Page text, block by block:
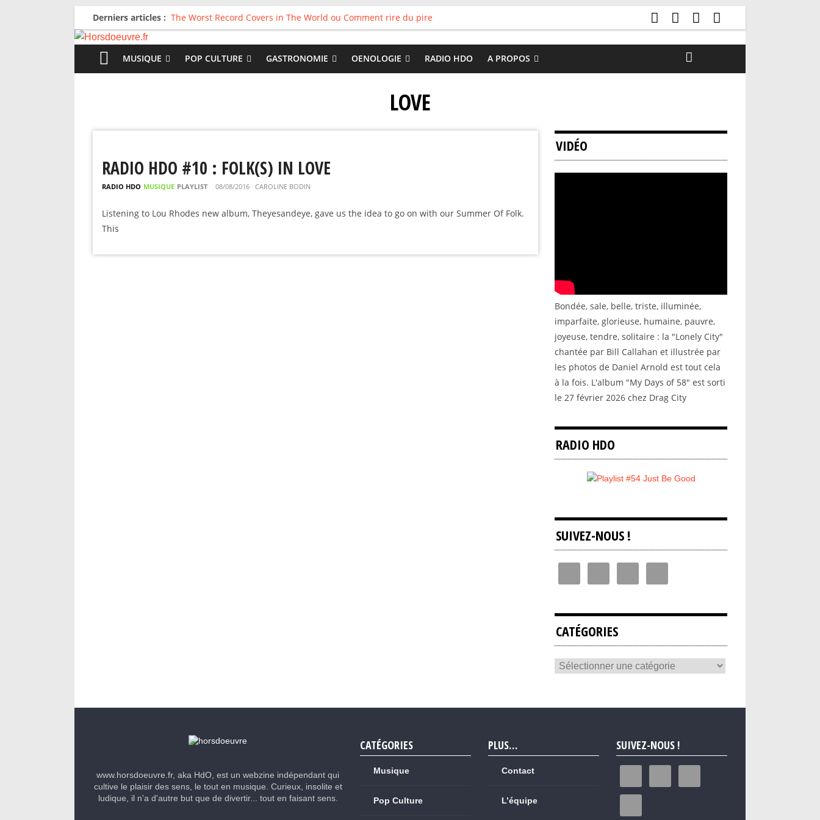
Derniers articles : The Worst Record Covers in The World ou Comment rire du pire
Avril 2026 : C’est dans les vieux pots qu’on fait les meilleurs loops !
Salvaation : Electro Ladyland
For The First Time, Again : Tyler Ballgame plie le game
Radio HDO #54 : Just be Good
MUSIQUE POP CULTURE GASTRONOMIE OENOLOGIE RADIO HDO A PROPOS
LOVE
RADIO HDO #10 : FOLK(S) IN LOVE
RADIO HDO MUSIQUE PLAYLIST 08/08/2016 CAROLINE BODIN
Listening to Lou Rhodes new album, Theyesandeye, gave us the idea to go on with our Summer Of Folk.
This
VIDÉO
Bondée, sale, belle, triste, illuminée,
imparfaite, glorieuse, humaine, pauvre,
joyeuse, tendre, solitaire : la "Lonely City"
chantée par Bill Callahan et illustrée par
les photos de Daniel Arnold est tout cela
à la fois. L'album "My Days of 58" est sorti
le 27 février 2026 chez Drag City
RADIO HDO
SUIVEZ-NOUS !
CATÉGORIES
www.horsdoeuvre.fr, aka HdO, est un webzine indépendant qui
cultive le plaisir des sens, le tout en musique. Curieux, insolite et
ludique, il n'a d'autre but que de divertir... tout en faisant sens.
CATÉGORIES
Musique
Pop Culture
PLUS…
Contact
L’équipe
SUIVEZ-NOUS !